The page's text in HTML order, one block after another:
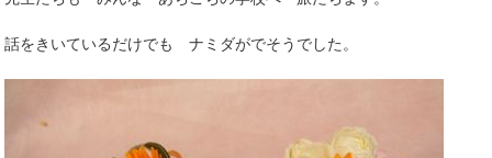
話をきいているだけでも ナミダがでそうでした。